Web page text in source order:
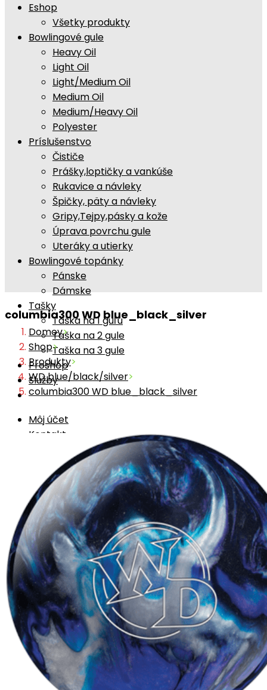
Eshop
Všetky produkty
Bowlingové gule
Heavy Oil
Light Oil
Light/Medium Oil
Medium Oil
Medium/Heavy Oil
Polyester
Príslušenstvo
Čističe
Prášky,loptičky a vankúše
Rukavice a návleky
Špičky, päty a návleky
Gripy,Tejpy,pásky a kože
Úprava povrchu gule
Uteráky a utierky
Bowlingové topánky
Pánske
Dámske
Tašky
Taška na 1 guľu
Taška na 2 gule
Taška na 3 gule
Proshop
Služby
Môj účet
Kontakt
columbia300 WD blue_black_silver
Domov>
Shop>
Produkty>
WD blue/black/silver>
columbia300 WD blue_black_silver